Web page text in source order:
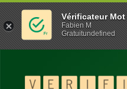
Vérificateur
Fabien M
Gratuitundefined